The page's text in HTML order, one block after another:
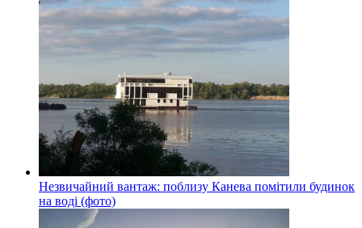
Незвичайний вантаж: поблизу Канева помітили будинок
на воді (фото)